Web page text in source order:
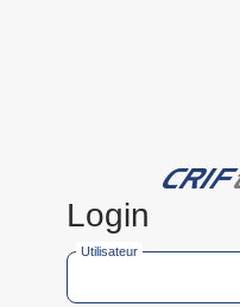
Login
Utilisateur